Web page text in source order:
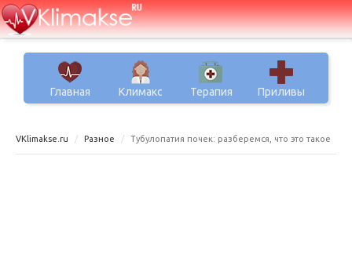
Главная Климакс Терапия Приливы
VKlimakse.ru Разное Тубулопатия почек: разберемся, что это такое